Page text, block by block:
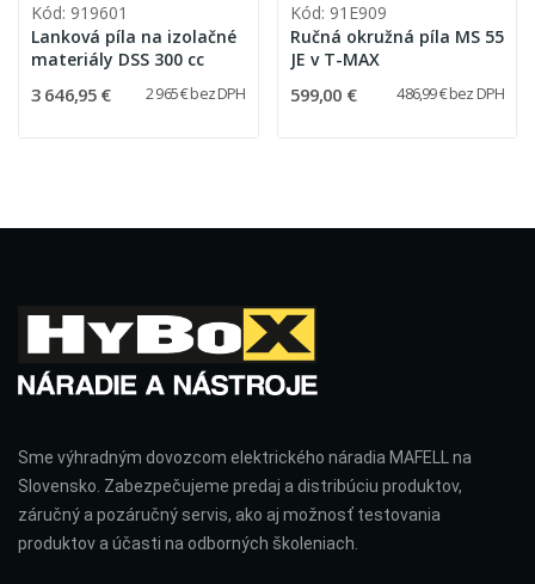
Kód: 919601
Lanková píla na izolačné
materiály DSS 300 cc
3 646,95 € 2 965 € bez DPH
Kód: 91E909
Ručná okružná píla MS 55
JE v T-MAX
599,00 € 486,99 € bez DPH
Sme výhradným dovozcom elektrického náradia MAFELL na
Slovensko. Zabezpečujeme predaj a distribúciu produktov,
záručný a pozáručný servis, ako aj možnosť testovania
produktov a účasti na odborných školeniach.